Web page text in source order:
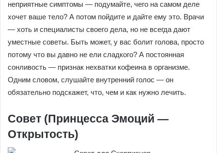
неприятные симптомы — подумайте, чего на самом деле
хочет ваше тело? А потом пойдите и дайте ему это. Врачи
— хоть и специалисты своего дела, но не всегда дают
уместные советы. Быть может, у вас болит голова, просто
потому что вы давно не ели сладкого? А постоянная
сонливость — признак нехватки кофеина в организме.
Одним словом, слушайте внутренний голос — он
обязательно подскажет, что, чем и как нужно лечить.
Совет (Принцесса Эмоций —
Открытость)